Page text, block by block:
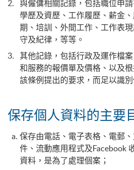
與僱傭相關記錄，包括職位申
學歷及資歷、工作履歷、薪金
期、培訓、外間工作、工作表
守及紀律，等等。
其他記錄，包括行政及運作檔
和服務的報價單及價格、以及
該條例提出的要求，而足以識
保存個人資料的主要
保存由電話、電子表格、電郵
件、流動應用程式及Facebook
資料，是為了處理個案；